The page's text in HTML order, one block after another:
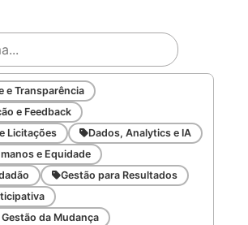
e Transparência
e Feedback
Licitações
Dados, Analytics e IA
e Equidade
Gestão para Resultados
da Mudança